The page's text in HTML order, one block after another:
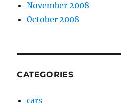
November 2008
October 2008
CATEGORIES
cars